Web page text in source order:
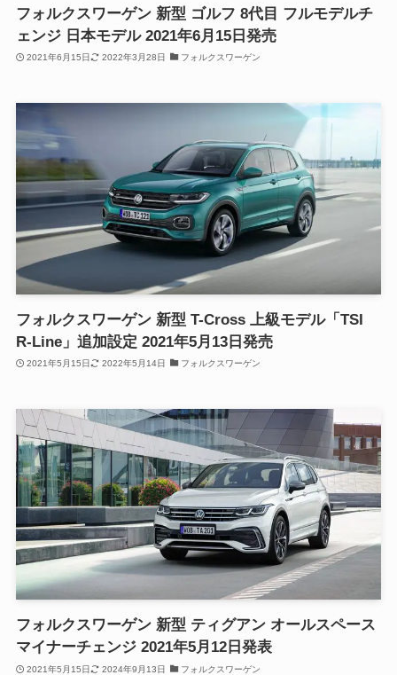
フォルクスワーゲン 新型 ゴルフ 8代目 フルモデルチ
ェンジ 日本モデル 2021年6月15日発売
2021年6月15日 2022年3月28日 フォルクスワーゲン
フォルクスワーゲン 新型 T-Cross 上級モデル「TSI
R-Line」追加設定 2021年5月13日発売
2021年5月15日 2022年5月14日 フォルクスワーゲン
フォルクスワーゲン 新型 ティグアン オールスペース
マイナーチェンジ 2021年5月12日発表
2021年5月15日 2024年9月13日 フォルクスワーゲン